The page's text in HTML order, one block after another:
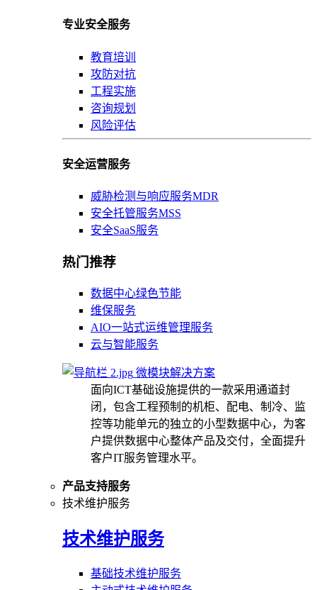
专业安全服务
教育培训
攻防对抗
工程实施
咨询规划
风险评估
安全运营服务
威胁检测与响应服务MDR
安全托管服务MSS
安全SaaS服务
热门推荐
数据中心绿色节能
维保服务
AIO一站式运维管理服务
云与智能服务
微模块解决方案
面向ICT基础设施提供的一款采用通道封
闭，包含工程预制的机柜、配电、制冷、监
控等功能单元的独立的小型数据中心，为客
户提供数据中心整体产品及交付，全面提升
客户IT服务管理水平。
产品支持服务
技术维护服务
技术维护服务
基础技术维护服务